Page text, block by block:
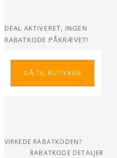
DEAL AKTIVERET, INGEN
RABATKODE PÅKRÆVET!
GÅ TIL BUTIKKEN
VIRKEDE RABATKODEN?
RABATKODE DETALJER